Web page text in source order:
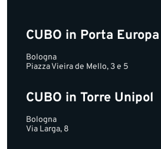
CUBO in Porta Europa
Bologna
Piazza Vieira de Mello, 3 e 5
CUBO in Torre Unipol
Bologna
Via Larga, 8